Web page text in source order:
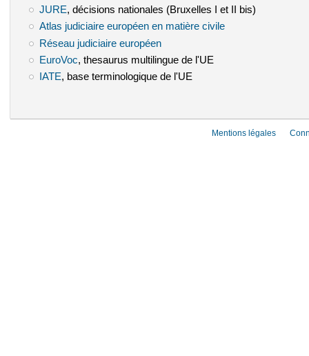
JURE(le lien est externe)
, décisions nationales (Bruxelles I et II bis)
Atlas judiciaire européen en matière civile(le lien est externe)
Réseau judiciaire européen(le lien est externe)
EuroVoc(le lien est externe)
, thesaurus multilingue de l'UE
IATE(le lien est externe)
, base terminologique de l'UE
Mentions légales